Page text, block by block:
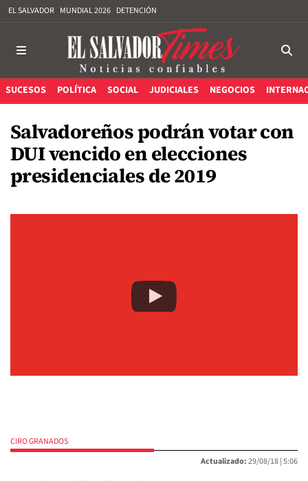
EL SALVADOR MUNDIAL 2026 DETENCIÓN
SUCESOS POLÍTICA SOCIAL JUDICIALES NEGOCIOS
Salvadoreños podrán votar con
DUI vencido en elecciones
presidenciales de 2019
CIRO GRANADOS
Actualizado:29/08/18 |5:06